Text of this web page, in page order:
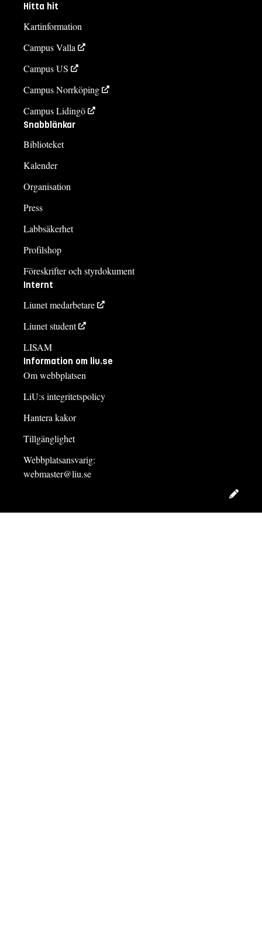
Hitta hit
Kartinformation
Campus Valla
Campus US
Campus Norrköping
Campus Lidingö
Snabblänkar
Biblioteket
Kalender
Organisation
Press
Labbsäkerhet
Profilshop
Föreskrifter och styrdokument
Internt
Liunet medarbetare
Liunet student
LISAM
Information om liu.se
Om webbplatsen
LiU:s integritetspolicy
Hantera kakor
Tillgänglighet
Webbplatsansvarig:
webmaster@liu.se